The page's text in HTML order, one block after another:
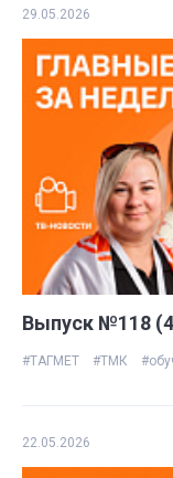
29.05.2026
Выпуск №118
#ТАГМЕТ #ТМК
22.05.2026